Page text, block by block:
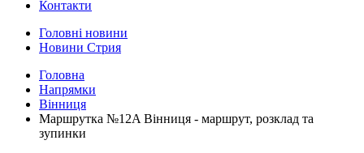
Контакти
Головні новини
Новини Стрия
Головна
Напрямки
Вінниця
Маршрутка №12A Вінниця - маршрут, розклад та
зупинки